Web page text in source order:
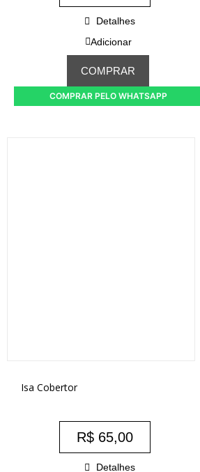
Detalhes
Adicionar
COMPRAR
COMPRAR PELO WHATSAPP
Isa Cobertor
R$65,00
Detalhes